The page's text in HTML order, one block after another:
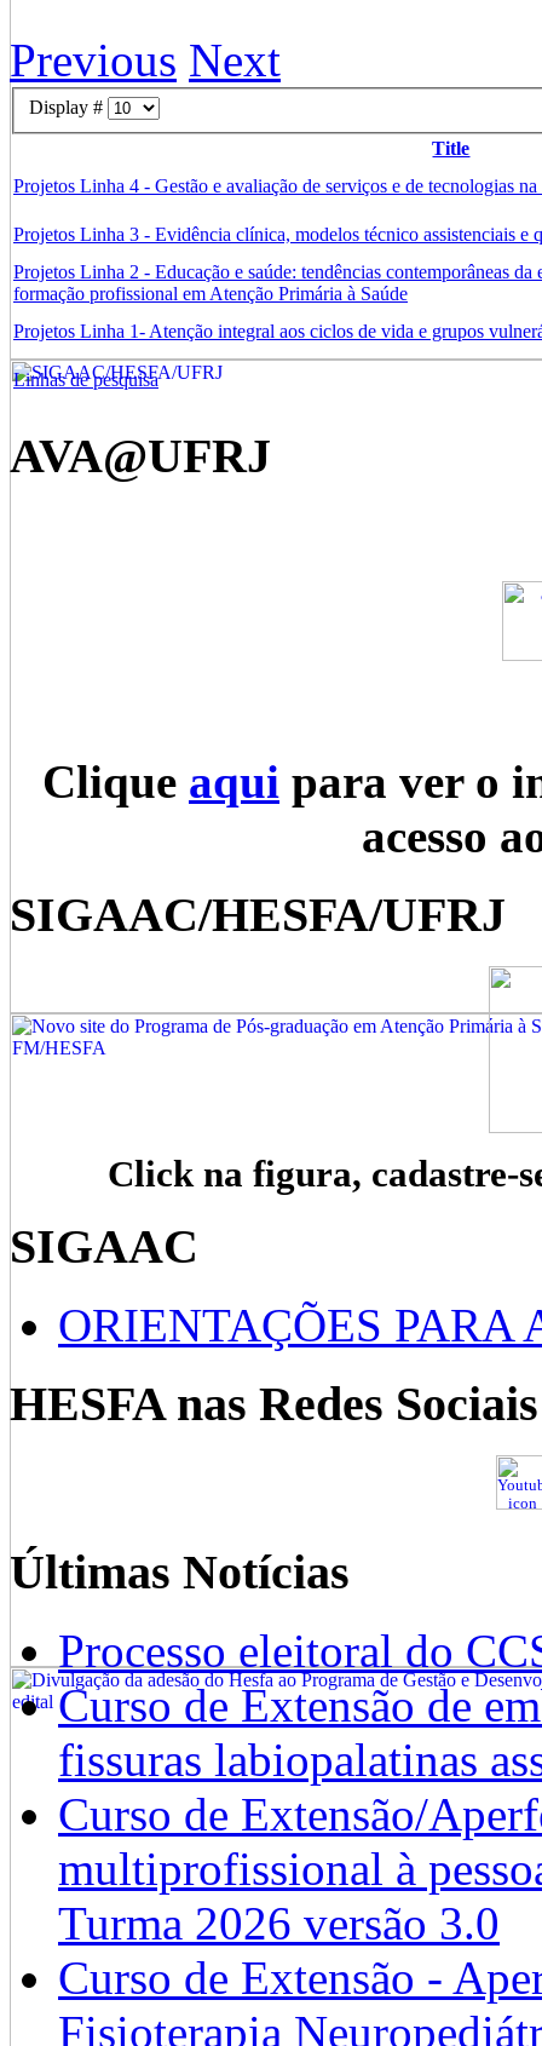
Previous Next
Display #
Title
Projetos Linha 4 - Gestão e avaliação de serviços e de tecnologias
Projetos Linha 3 - Evidência clínica, modelos técnico assistenciais e
Projetos Linha 2 - Educação e saúde: tendências contemporâneas da
formação profissional em Atenção Primária à Saúde
Projetos Linha 1- Atenção integral aos ciclos de vida e grupos
Linhas de pesquisa
AVA@UFRJ
Clique aqui para ver o
acesso
SIGAAC/HESFA/UFRJ
Click na figura, cadastre-
SIGAAC
ORIENTAÇÕES PARA
HESFA nas Redes Sociais
Últimas Notícias
Processo eleitoral do
Curso de Extensão de
fissuras labiopalatinas
Curso de Extensão/
multiprofissional à
Turma 2026 versão 3.0
Curso de Extensão -
Fisioterapia